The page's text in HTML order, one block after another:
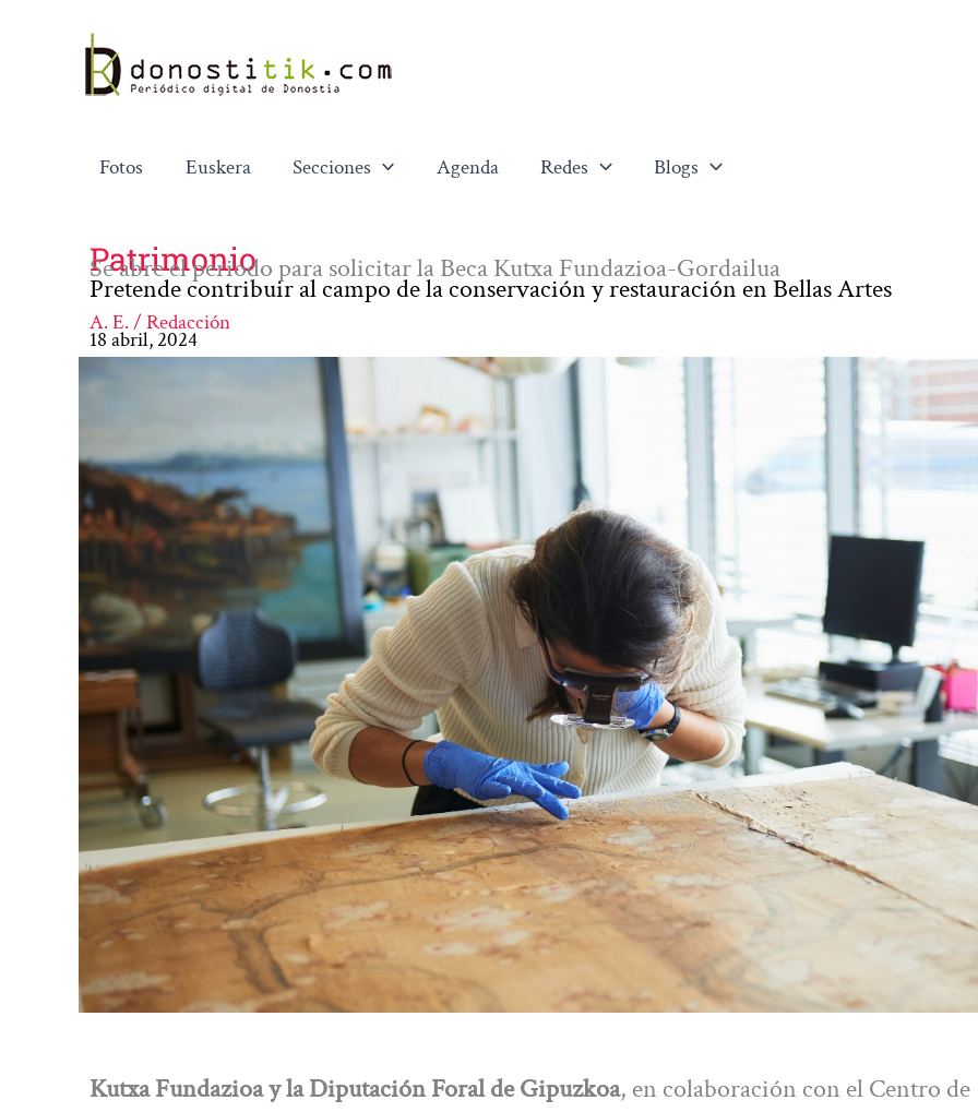
contenido
Fotos Euskera Secciones Agenda Redes Blogs
Patrimonio
Se abre el periodo para solicitar la Beca Kutxa Fundazioa-Gordailua
Pretende contribuir al campo de la conservación y restauración en Bellas Artes
A. E. / Redacción
18 abril, 2024
Kutxa Fundazioa y la Diputación Foral de Gipuzkoa, en colaboración con el Centro de